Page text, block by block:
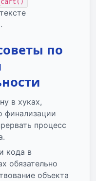
по
в хуках,
финализации
процесс
кода в
обязательно
объекта